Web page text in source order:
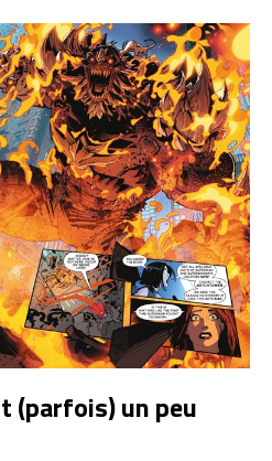
(parfois) un peu